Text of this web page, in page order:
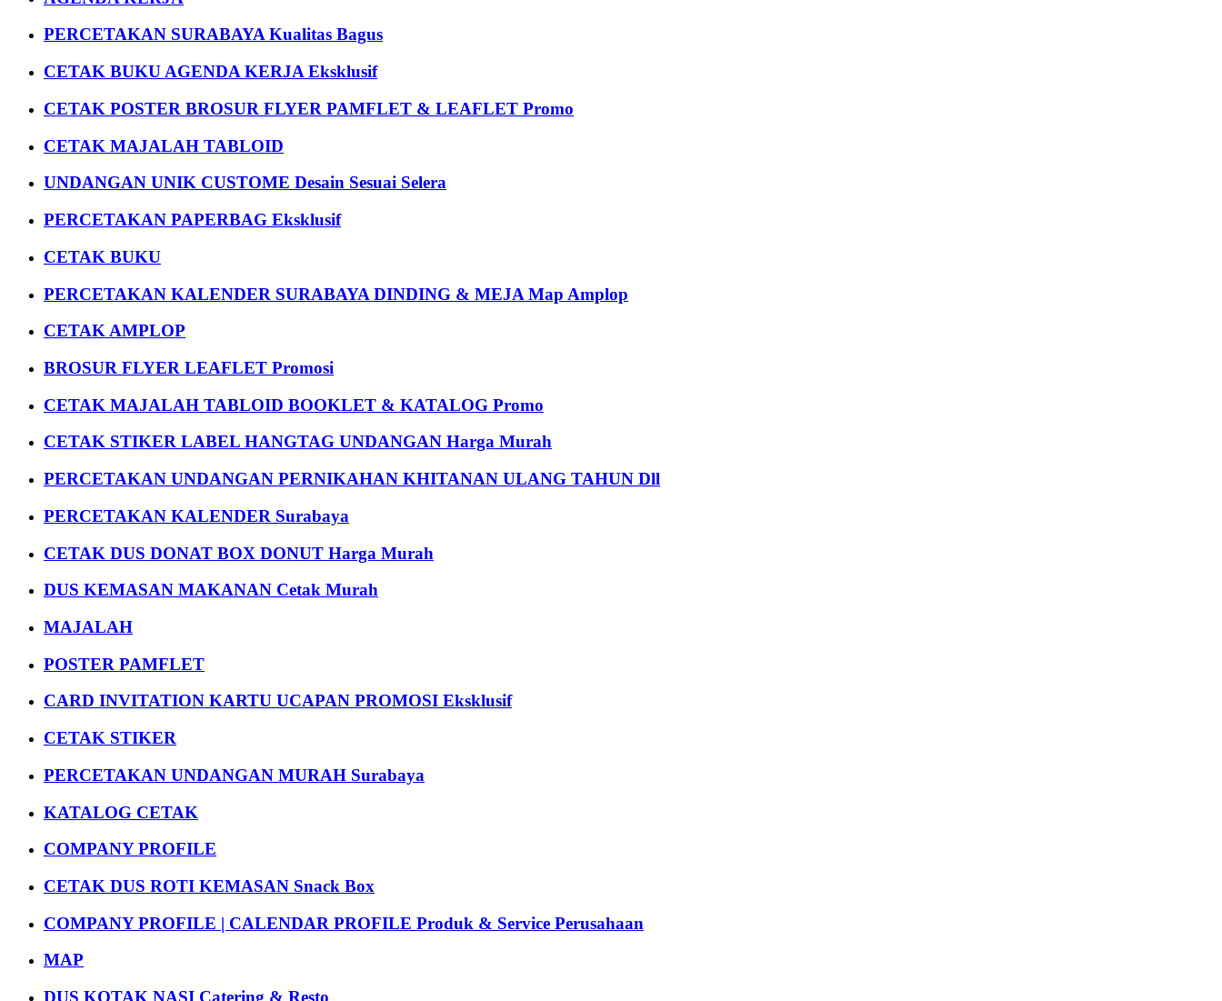
PERCETAKAN SURABAYA Kualitas Bagus
CETAK BUKU AGENDA KERJA Eksklusif
CETAK POSTER BROSUR FLYER PAMFLET & LEAFLET Promo
CETAK MAJALAH TABLOID
UNDANGAN UNIK CUSTOME Desain Sesuai Selera
PERCETAKAN PAPERBAG Eksklusif
CETAK BUKU
PERCETAKAN KALENDER SURABAYA DINDING & MEJA Map Amplop
CETAK AMPLOP
BROSUR FLYER LEAFLET Promosi
CETAK MAJALAH TABLOID BOOKLET & KATALOG Promo
CETAK STIKER LABEL HANGTAG UNDANGAN Harga Murah
PERCETAKAN UNDANGAN PERNIKAHAN KHITANAN ULANG TAHUN Dll
PERCETAKAN KALENDER Surabaya
CETAK DUS DONAT BOX DONUT Harga Murah
DUS KEMASAN MAKANAN Cetak Murah
MAJALAH
POSTER PAMFLET
CARD INVITATION KARTU UCAPAN PROMOSI Eksklusif
CETAK STIKER
PERCETAKAN UNDANGAN MURAH Surabaya
KATALOG CETAK
COMPANY PROFILE
CETAK DUS ROTI KEMASAN Snack Box
COMPANY PROFILE | CALENDAR PROFILE Produk & Service Perusahaan
MAP
DUS KOTAK NASI Catering & Resto